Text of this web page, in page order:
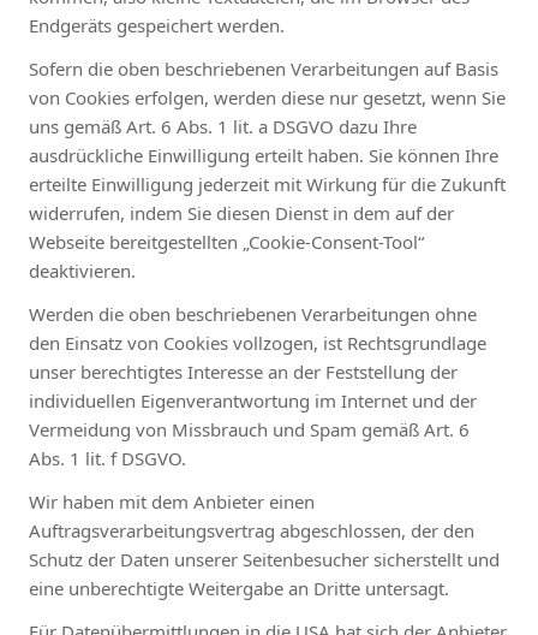
Endgeräts gespeichert werden.
Sofern die oben beschriebenen Verarbeitungen auf Basis
von Cookies erfolgen, werden diese nur gesetzt, wenn Sie
uns gemäß Art. 6 Abs. 1 lit. a DSGVO dazu Ihre
ausdrückliche Einwilligung erteilt haben. Sie können Ihre
erteilte Einwilligung jederzeit mit Wirkung für die Zukunft
widerrufen, indem Sie diesen Dienst in dem auf der
Webseite bereitgestellten „Cookie-Consent-Tool“
deaktivieren.
Werden die oben beschriebenen Verarbeitungen ohne
den Einsatz von Cookies vollzogen, ist Rechtsgrundlage
unser berechtigtes Interesse an der Feststellung der
individuellen Eigenverantwortung im Internet und der
Vermeidung von Missbrauch und Spam gemäß Art. 6
Abs. 1 lit. f DSGVO.
Wir haben mit dem Anbieter einen
Auftragsverarbeitungsvertrag abgeschlossen, der den
Schutz der Daten unserer Seitenbesucher sicherstellt und
eine unberechtigte Weitergabe an Dritte untersagt.